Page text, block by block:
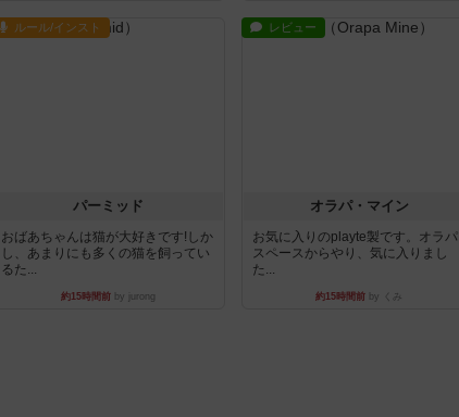
ルール/インスト
パーミッド
おばあちゃんは猫が大好きです!しか
し、あまりにも多くの猫を飼ってい
るた...
約15時間前by jurong
レビュー
オラパ・マイン
お気に入りのplayte製です。オラパ
スペースからやり、気に入りまし
た...
約15時間前 by くみ